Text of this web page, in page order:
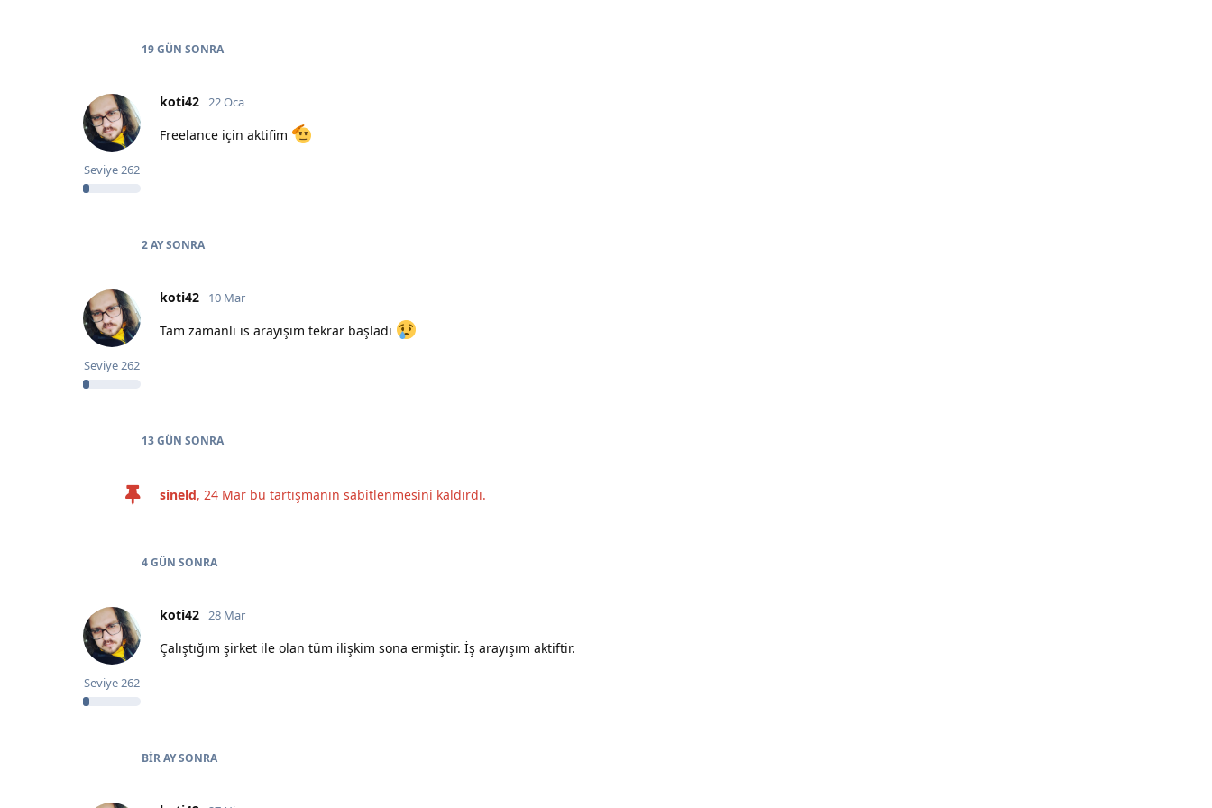
19 GÜN SONRA
koti42
Seviye262
22 Oca
Freelance için aktifim
2 AYSONRA
koti42
Seviye262
10 Mar
Tam zamanlı is arayışım tekrar başladı
13 GÜN SONRA
sineld, 24 Mar bu tartışmanın sabitlenmesini kaldırdı.
4 GÜN SONRA
koti42
Seviye262
28 Mar
Çalıştığım şirket ile olan tüm ilişkim sona ermiştir. İş arayışım aktiftir.
BIR AYSONRA